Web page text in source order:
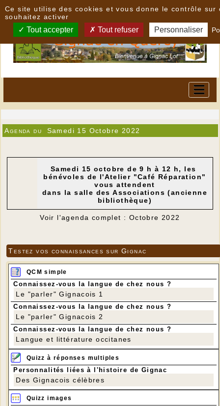
Agenda du Samedi 15 Octobre 2022
Samedi 15 octobre de 9 h à 12 h, les
bénévoles de l'Atelier "Café Réparation"
vous attendent
dans la salle des Associations (ancienne
bibliothèque)
Voir l'agenda complet : Octobre 2022
Testez vos connaissances sur Gignac
QCM simple
Connaissez-vous la langue de chez nous ?
Le "parler" Gignacois 1
Connaissez-vous la langue de chez nous ?
Le "parler" Gignacois 2
Connaissez-vous la langue de chez nous ?
Langue et littérature occitanes
Quizz à réponses multiples
Personnalités liées à l'histoire de Gignac
Des Gignacois célèbres
Quizz images
Ce site utilise des cookies et vous donne le contrôle sur
souhaitez activer
Tout accepter Tout refuser Personnaliser